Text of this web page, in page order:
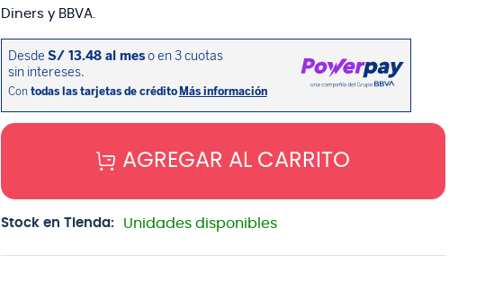
Diners y BBVA.
AGREGAR AL CARRITO
Stock en Tienda: Unidades disponibles